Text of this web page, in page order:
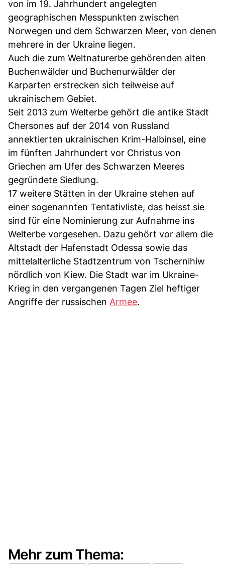
von im 19. Jahrhundert angelegten
geographischen Messpunkten zwischen
Norwegen und dem Schwarzen Meer, von denen
mehrere in der Ukraine liegen.
Auch die zum Weltnaturerbe gehörenden alten
Buchenwälder und Buchenurwälder der
Karparten erstrecken sich teilweise auf
ukrainischem Gebiet.
Seit 2013 zum Welterbe gehört die antike Stadt
Chersones auf der 2014 von Russland
annektierten ukrainischen Krim-Halbinsel, eine
im fünften Jahrhundert vor Christus von
Griechen am Ufer des Schwarzen Meeres
gegründete Siedlung.
17 weitere Stätten in der Ukraine stehen auf
einer sogenannten Tentativliste, das heisst sie
sind für eine Nominierung zur Aufnahme ins
Welterbe vorgesehen. Dazu gehört vor allem die
Altstadt der Hafenstadt Odessa sowie das
mittelalterliche Stadtzentrum von Tschernihiw
nördlich von Kiew. Die Stadt war im Ukraine-
Krieg in den vergangenen Tagen Ziel heftiger
Angriffe der russischen Armee.
Mehr zum Thema: